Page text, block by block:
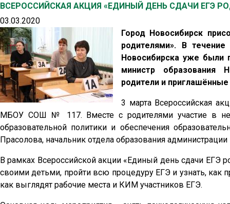
ВСЕРОССИЙСКАЯ АКЦИЯ «ЕДИНЫЙ ДЕНЬ СДАЧИ ЕГЭ
03.03.2020
Город Новосибирск
родителями». В
Новосибирска уже были
министр образования
родители и приглашённые
3 марта Всероссийская
МБОУ СОШ № 117. Вместе с родителями участие в ней
образовательной политики и обеспечения
Прасолова, начальник отдела образования
В рамках Всероссийской акции «Единый день сдачи ЕГЭ
своими детьми, пройти всю процедуру ЕГЭ и узнать, как
как выглядят рабочие места и КИМ участников ЕГЭ.